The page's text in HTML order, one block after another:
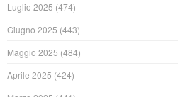
Luglio 2025 (474)
Giugno 2025 (443)
Maggio 2025 (484)
Aprile 2025 (424)